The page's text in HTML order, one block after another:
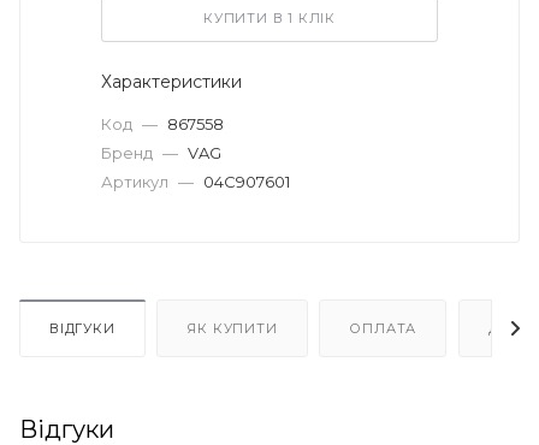
КУПИТИ В 1 КЛІК
Характеристики
Код — 867558
Бренд — VAG
Артикул — 04C907601
ВІДГУКИ ЯК КУПИТИ ОПЛАТА
Відгуки